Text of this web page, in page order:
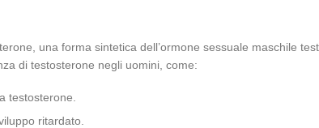
una forma sintetica dell’ormone sessuale maschile
di testosterone negli uomini, come:
testosterone.
ritardato.